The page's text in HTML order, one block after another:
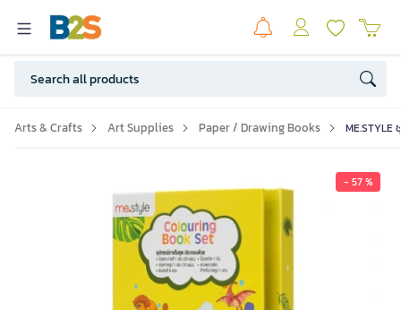
Arts & Crafts Art Supplies Paper / Drawing Books ME.STYLE
- 57 %